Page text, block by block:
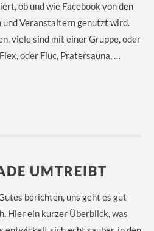
ob und wie Facebook von den
Veranstaltern genutzt wird.
viele sind mit einer Gruppe, oder
oder Fluc, Pratersauna, …
UMTREIBT
berichten, uns geht es gut
Hier ein kurzer Überblick, was